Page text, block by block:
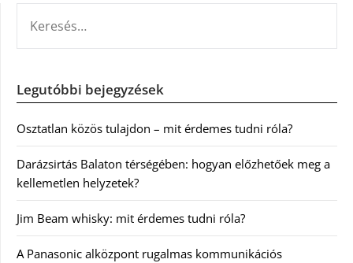
Legutóbbi bejegyzések
Osztatlan közös tulajdon – mit érdemes tudni róla?
Darázsirtás Balaton térségében: hogyan előzhetőek meg a
kellemetlen helyzetek?
Jim Beam whisky: mit érdemes tudni róla?
A Panasonic alközpont rugalmas kommunikációs